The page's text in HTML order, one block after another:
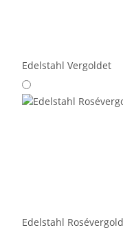
Edelstahl Vergoldet
Edelstahl